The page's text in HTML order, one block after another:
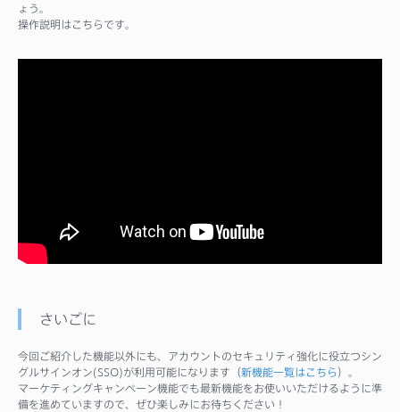
ょう。
操作説明はこちらです。
さいごに
今回ご紹介した機能以外にも、アカウントのセキュリティ強化に役立つシン
グルサインオン(SSO)が利用可能になります（新機能一覧はこちら）。
マーケティングキャンペーン機能でも最新機能をお使いいただけるように準
備を進めていますので、ぜひ楽しみにお待ちください！